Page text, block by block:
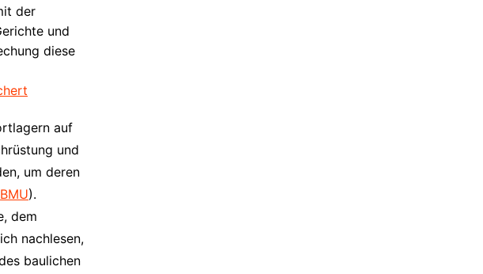
der
und
diese
auf
und
um deren
BMU).
dem
nachlesen,
baulichen